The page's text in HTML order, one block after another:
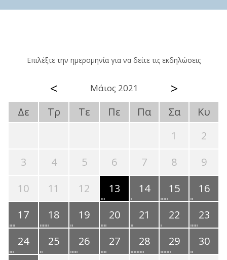
Επιλέξτε την ημερομηνία για να δείτε τις εκδηλώσεις
< Μάιος 2021 >
Δε Τρ Τε Πε Πα Σα
Κυ
1
2
3
4 5 6 7 8
9
10
11 12 13 14 15
16
17
18 19 20 21 22
23
24
25 26 27 28 29
30